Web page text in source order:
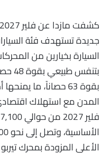
جديدة تستهدف فئة
بقوة 63 حصاناً، ما
المدن مع استهلاك
الأعلى المزودة بمحرك